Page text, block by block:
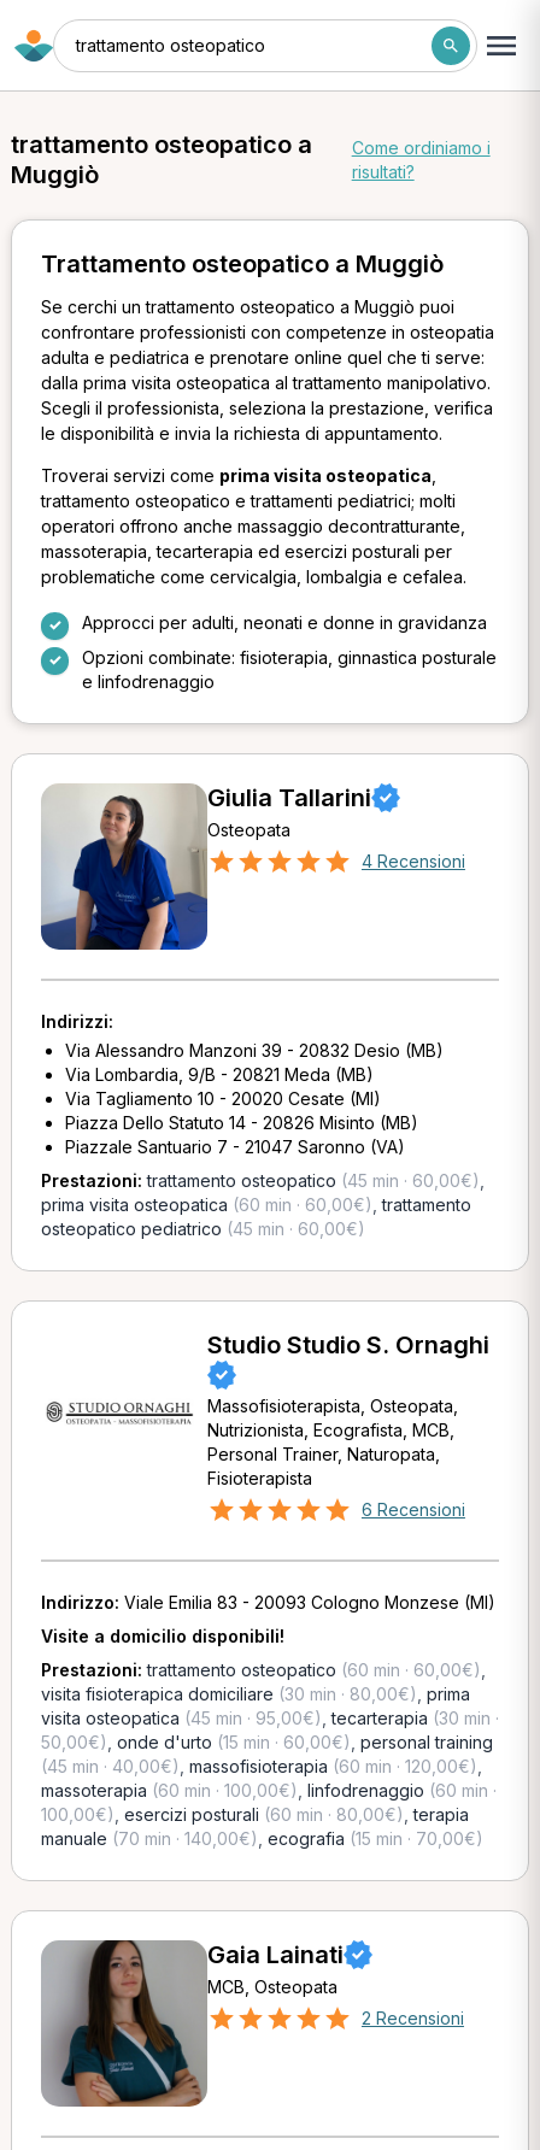
trattamento osteopatico
trattamento osteopatico a
Muggiò
Come ordiniamo i
risultati?
Trattamento osteopatico a Muggiò
Se cerchi un trattamento osteopatico a Muggiò puoi
confrontare professionisti con competenze in osteopatia
adulta e pediatrica e prenotare online quel che ti serve:
dalla prima visita osteopatica al trattamento manipolativo.
Scegli il professionista, seleziona la prestazione, verifica
le disponibilità e invia la richiesta di appuntamento.
Troverai servizi come prima visita osteopatica
trattamento osteopatico e trattamenti pediatrici; molti
operatori offrono anche massaggio decontratturante,
massoterapia, tecarterapia ed esercizi posturali per
problematiche come cervicalgia, lombalgia e cefalea.
Approcci per adulti, neonati e donne in gravidanza
Opzioni combinate: fisioterapia, ginnastica posturale
e linfodrenaggio
Giulia Tallarini
Osteopata
4 Recensioni
Indirizzi:
Via Alessandro Manzoni 39 - 20832 Desio (MB)
Via Lombardia, 9/B - 20821 Meda (MB)
Via Tagliamento 10 - 20020 Cesate (MI)
Piazza Dello Statuto 14 - 20826 Misinto (MB)
Piazzale Santuario 7 - 21047 Saronno (VA)
Prestazioni:trattamento osteopatico (45 min · 60,00€)
prima visita osteopatica (60 min · 60,00€) ,trattamento
osteopatico pediatrico (45 min · 60,00€)
Studio Studio S. Ornaghi
Massofisioterapista, Osteopata,
Nutrizionista, Ecografista, MCB,
Personal Trainer, Naturopata,
Fisioterapista
6 Recensioni
Indirizzo: Viale Emilia 83 - 20093 Cologno Monzese (MI)
Visite a domicilio disponibili!
Prestazioni:trattamento osteopatico (60 min · 60,00€)
visita fisioterapica domiciliare (30 min · 80,00€) prima
visita osteopatica (45 min · 95,00€) ,tecarterapia (30 min ·
50,00€) onde d'urto (15 min · 60,00€) personal training
(45 min · 40,00€) massofisioterapia (60 min · 120,00€)
massoterapia (60 min · 100,00€) linfodrenaggio (60 min ·
100,00€) esercizi posturali (60 min · 80,00€) ,terapia
manuale (70 min · 140,00€) ecografia (15 min · 70,00€)
Gaia Lainati
MCB, Osteopata
2 Recensioni